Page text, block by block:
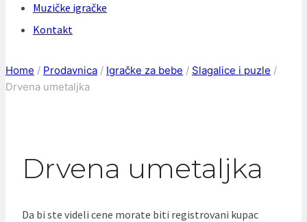
Muzičke igračke
Kontakt
Home / Prodavnica / Igračke za bebe / Slagalice i puzle /
Drvena umetaljka
Drvena umetaljka
Da bi ste videli cene morate biti registrovani kupac